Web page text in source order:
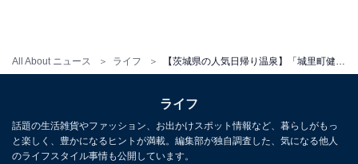
All About ニュース ライフ
ライフ
話題の生活雑貨やファッション、お出かけスポット情報など、暮らしがもっ
と楽しく、豊かになるヒントが満載。編集部が独自調査した、気になる他人
のライフスタイル事情も公開しています。